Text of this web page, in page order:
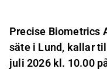
Precise Biometrics
säte i Lund, kallar
juli 2026 kl. 10.00